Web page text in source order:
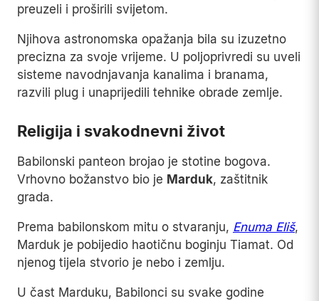
preuzeli i proširili svijetom.
Njihova astronomska opažanja bila su izuzetno
precizna za svoje vrijeme. U poljoprivredi su uveli
sisteme navodnjavanja kanalima i branama,
razvili plug i unaprijedili tehnike obrade zemlje.
Religija i svakodnevni život
Babilonski panteon brojao je stotine bogova.
Vrhovno božanstvo bio je Marduk, zaštitnik
grada.
Prema babilonskom mitu o stvaranju, Enuma Eliš,
Marduk je pobijedio haotičnu boginju Tiamat. Od
njenog tijela stvorio je nebo i zemlju.
U čast Marduku, Babilonci su svake godine